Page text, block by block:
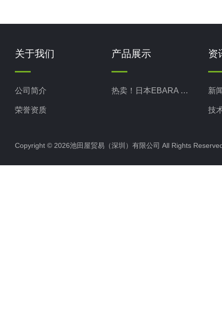
关于我们
公司简介
荣誉资质
产品展示
热卖！日本EBARA 荏原
资
新
技
Copyright © 2026池田屋贸易（深圳）有限公司 All Rights